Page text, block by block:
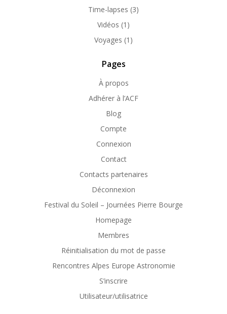
Time-lapses (3)
Vidéos (1)
Voyages (1)
Pages
À propos
Adhérer à l’ACF
Blog
Compte
Connexion
Contact
Contacts partenaires
Déconnexion
Festival du Soleil – Journées Pierre Bourge
Homepage
Membres
Réinitialisation du mot de passe
Rencontres Alpes Europe Astronomie
S’inscrire
Utilisateur/utilisatrice